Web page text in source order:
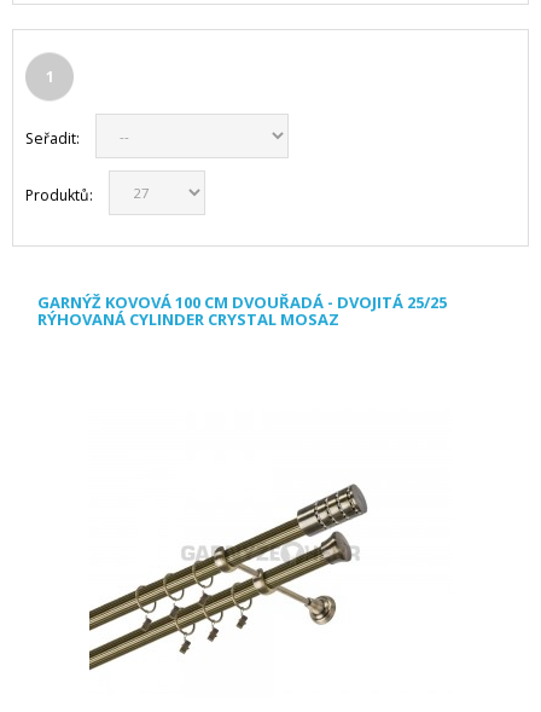
1
Seřadit:
Produktů:
GARNÝŽ KOVOVÁ 100 CM DVOUŘADÁ - DVOJITÁ 25/25
RÝHOVANÁ CYLINDER CRYSTAL MOSAZ